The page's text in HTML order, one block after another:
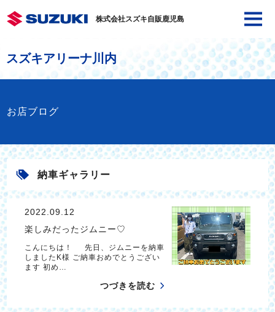
株式会社スズキ自販鹿児島
スズキアリーナ川内
お店ブログ
納車ギャラリー
2022.09.12
楽しみだったジムニー♡
こんにちは！ 先日、ジムニーを納車
しましたK様 ご納車おめでとうござい
ます 初め…
つづきを読む